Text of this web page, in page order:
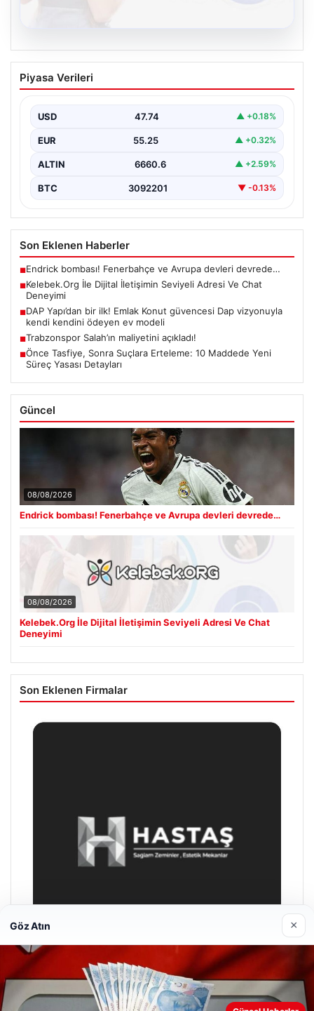
Kelebek.Org İle Dijital İletişimin Seviyeli
Adresi Ve Chat Deneyimi
iletişim oluşturması ciddi bir değer barındırmaktadır.
Halen birçok…
Piyasa Verileri
USD 47.74 ▲ +0.18%
EUR 55.25 ▲ +0.32%
ALTIN 6660.6 ▲ +2.59%
BTC 3092201 ▼ -0.13%
Son Eklenen Haberler
■Endrick bombası! Fenerbahçe ve Avrupa devleri devrede…
■Kelebek.Org İle Dijital İletişimin Seviyeli Adresi Ve Chat
Deneyimi
■DAP Yapı’dan bir ilk! Emlak Konut güvencesi Dap vizyonuyla
kendi kendini ödeyen ev modeli
■Trabzonspor Salah’ın maliyetini açıkladı!
■Önce Tasfiye, Sonra Suçlara Erteleme: 10 Maddede Yeni
Süreç Yasası Detayları
Güncel
08/08/2026
Endrick bombası! Fenerbahçe ve Avrupa devleri devrede…
08/08/2026
Kelebek.Org İle Dijital İletişimin Seviyeli Adresi Ve Chat
Deneyimi
Son Eklenen Firmalar
Enes Kaplan Avukatlık Bürosu
Göz Atın ×